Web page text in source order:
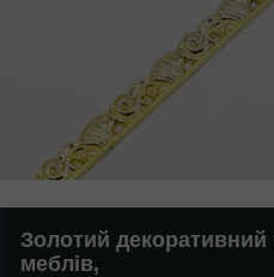
Золотий
меблів,